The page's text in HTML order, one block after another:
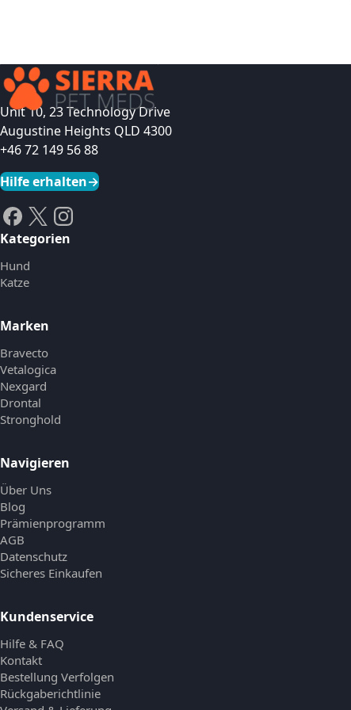
Unit 10, 23 Technology Drive
Augustine Heights QLD 4300
+46 72 149 56 88
Hilfe erhalten→
Kategorien
Hund
Katze
Marken
Bravecto
Vetalogica
Nexgard
Drontal
Stronghold
Navigieren
Über Uns
Blog
Prämienprogramm
AGB
Datenschutz
Sicheres Einkaufen
Kundenservice
Hilfe & FAQ
Kontakt
Bestellung Verfolgen
Rückgaberichtlinie